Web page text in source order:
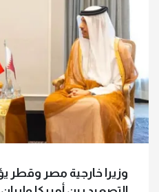
وزيرا خارجية مصر